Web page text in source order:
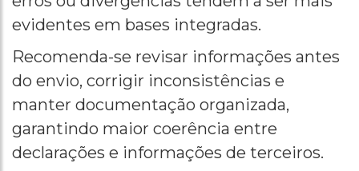
evidentes em bases integradas.
Recomenda-se revisar informações antes
do envio, corrigir inconsistências e
manter documentação organizada,
garantindo maior coerência entre
declarações e informações de terceiros.